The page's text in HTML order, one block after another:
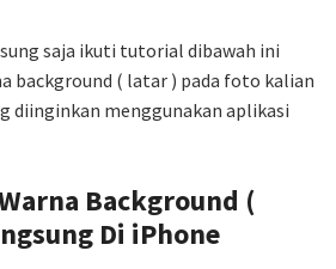
saja ikuti tutorial dibawah ini
background ( latar ) pada foto kalian
diinginkan menggunakan aplikasi
Background (
Di iPhone